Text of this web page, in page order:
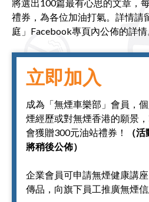
將選出100篇最有心思的文章，
禮券，為各位加油打氣。詳情請
庭」Facebook專頁內公佈的詳情
立即加入
成為「無煙車樂部」會員，
煙經歷或對無煙香港的願景
會獲贈300元油站禮券！
（
將稍後公佈）
企業會員可申請無煙健康講
傳品，向旗下員工推廣無煙信